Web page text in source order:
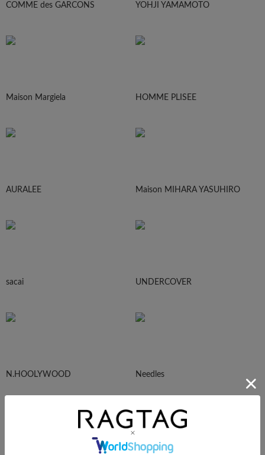
COMME des GARCONS YOHJI YAMAMOTO
Maison Margiela HOMME PLISEE
AURALEE Maison MIHARA YASUHIRO
sacai UNDERCOVER
N.HOOLYWOOD Needles